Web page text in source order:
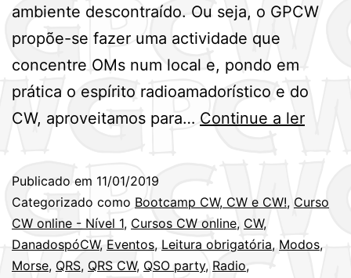
ambiente descontraído. Ou seja, o GPCW
propõe-se fazer uma actividade que
concentre OMs num local e, pondo em
prática o espírito radioamadorístico e do
CW, aproveitamos para… Continue a ler
e
–
Publicado em 11/01/2019
Categorizado como Bootcamp CW, CW e CW!, Curso
CW online - Nível 1, Cursos CW online, CW,
DanadospóCW, Eventos, Leitura obrigatória, Modos,
Morse, QRS, QRS CW, QSO party, Radio,